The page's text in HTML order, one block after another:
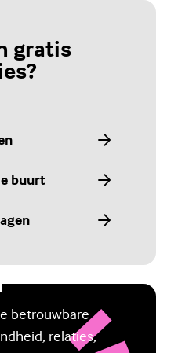
gratis
buurt
betrouwbare
relaties,